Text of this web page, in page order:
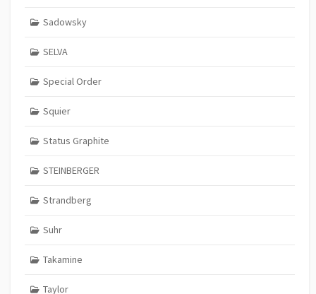
Sadowsky
SELVA
Special Order
Squier
Status Graphite
STEINBERGER
Strandberg
Suhr
Takamine
Taylor